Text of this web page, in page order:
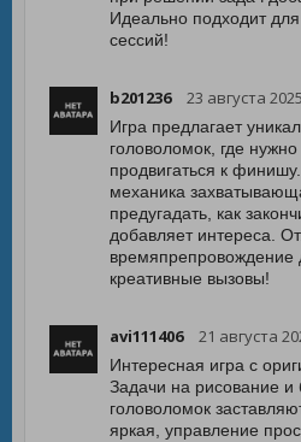
Идеально подходит
сессий!
b201236 23 августа
Игра предлагает
головоломок, где
продвигаться к
механика
предугадать, как
добавляет интереса.
времяпрепровождение
креативные вызовы!
avi111406 21 августа
Интересная игра с
Задачи на рисование
головоломок
яркая, управление